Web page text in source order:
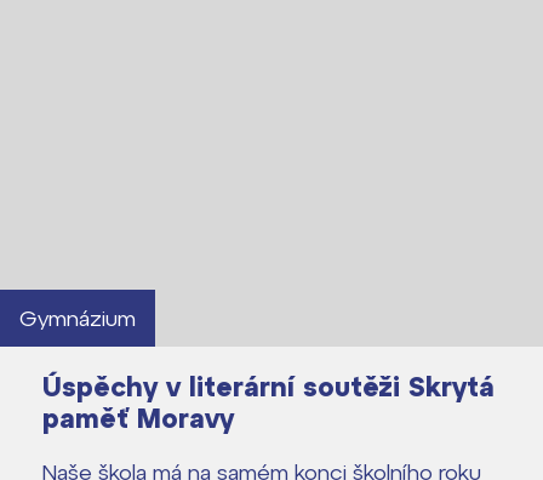
Gymnázium
Úspěchy v literární soutěži Skrytá
paměť Moravy
Naše škola má na samém konci školního roku
Lidé často hledají